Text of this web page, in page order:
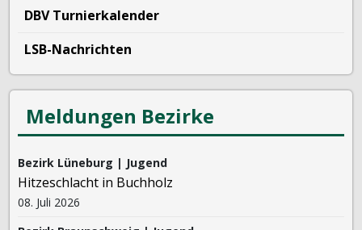
DBV Turnierkalender
LSB-Nachrichten
Meldungen Bezirke
Bezirk Lüneburg | Jugend
Hitzeschlacht in Buchholz
08. Juli 2026